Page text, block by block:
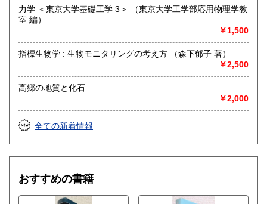
【地球科学(地質・鉱物)・天文学・動物学・植物学・その他
自然科学】
力学 ＜東京大学基礎工学 3＞ （東京大学工学部応用物理学教
室 編）
￥1,500
指標生物学 : 生物モニタリングの考え方 （森下郁子 著）
￥2,500
高郷の地質と化石
￥2,000
全ての新着情報
おすすめの書籍